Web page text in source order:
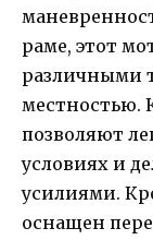
раме, этот
различными
местностью.
позволяют
условиях и
усилиями.
оснащен